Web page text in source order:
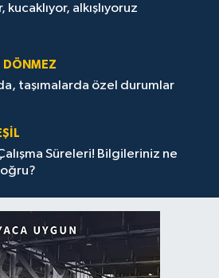
kucaklıyor, alkışlıyoruz
DÖNMEZ
taşımalarda özel durumlar
Süreleri! Bilgileriniz ne